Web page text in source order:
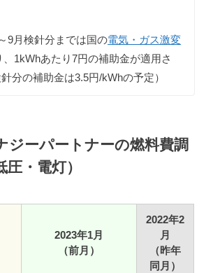
9月検針分までは国の電気・ガス激変
、1kWhあたり7円の補助金が適用さ
分の補助金は3.5円/kWhの予定）
ジーパートナーの燃料費調
・電灯）
2023年1月
（前月）
2022年2
月
（昨年
同月）